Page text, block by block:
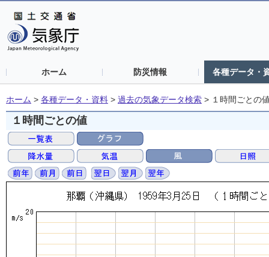
ホーム 防災情報 各種データ・
ホーム > 各種データ・資料 > 過去の気象データ検索 > １時間ごとの
１時間ごとの値